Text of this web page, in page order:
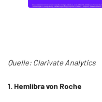
Quelle: Clarivate Analytics
1. Hemlibra von Roche